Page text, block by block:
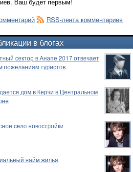
RSS-лента комментариев
в блогах
сектор в Анапе 2017 отвечает
пожеланиям туристов
дом в Керчи в Центральном
село новостройки
найм жилья